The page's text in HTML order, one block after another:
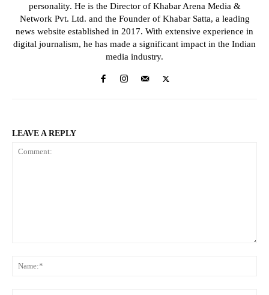
personality. He is the Director of Khabar Arena Media &
Network Pvt. Ltd. and the Founder of Khabar Satta, a leading
news website established in 2017. With extensive experience in
digital journalism, he has made a significant impact in the Indian
media industry.
LEAVE A REPLY